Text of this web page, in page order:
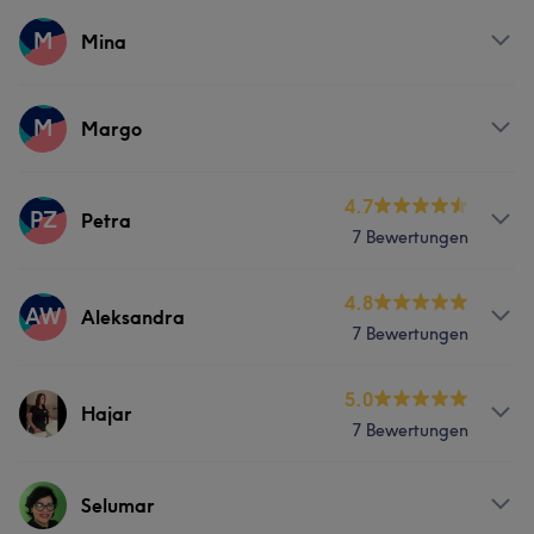
Services
M Mina
Services
M Margo
Services
PZ Petra
4.7
7 Bewertungen
Services
AW Aleksandra
4.8
7 Bewertungen
Services
Hajar
5.0
7 Bewertungen
ServicesSelumar